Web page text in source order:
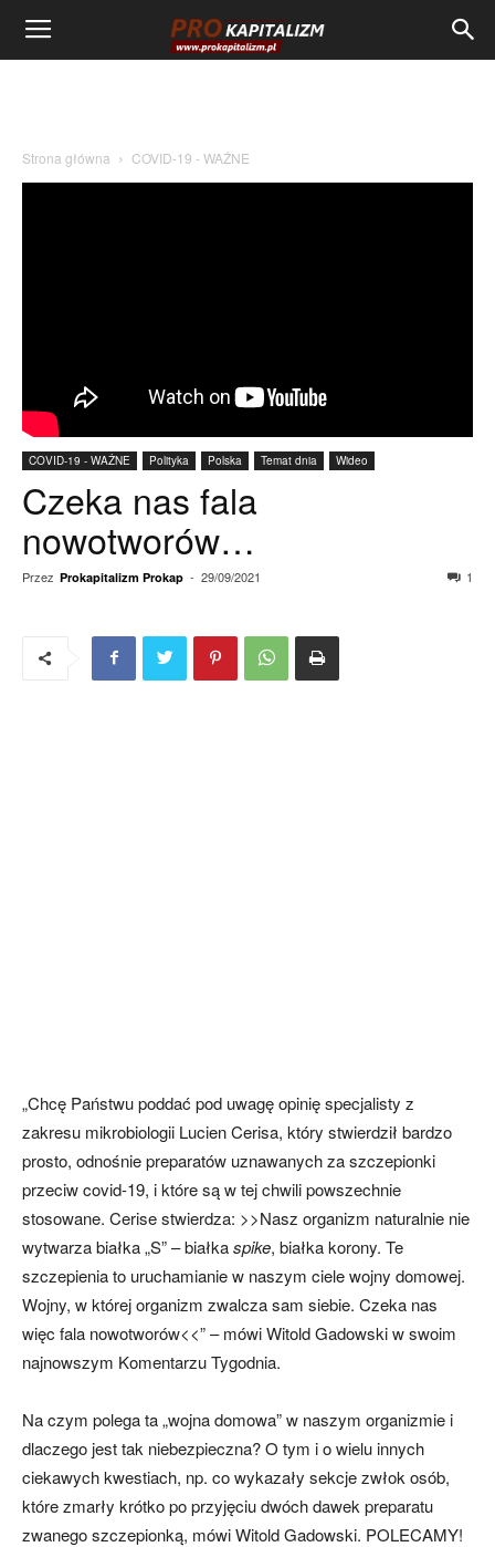
Strona główna COVID-19 - WAŻNE
COVID-19 - WAŻNE Polityka Polska Temat dnia Wideo
Czeka nas fala
nowotworów…
Przez Prokapitalizm Prokap - 29/09/2021 1
„Chcę Państwu poddać pod uwagę opinię specjalisty z
zakresu mikrobiologii Lucien Cerisa, który stwierdził bardzo
prosto, odnośnie preparatów uznawanych za szczepionki
przeciw covid-19, i które są w tej chwili powszechnie
stosowane. Cerise stwierdza: >>Nasz organizm naturalnie nie
wytwarza białka „S” – białkaspike, białka korony. Te
szczepienia to uruchamianie w naszym ciele wojny domowej.
Wojny, w której organizm zwalcza sam siebie. Czeka nas
więc fala nowotworów<<” – mówi Witold Gadowski w swoim
najnowszym Komentarzu Tygodnia.
Na czym polega ta „wojna domowa” w naszym organizmie i
dlaczego jest tak niebezpieczna? O tym i o wielu innych
ciekawych kwestiach, np. co wykazały sekcje zwłok osób,
które zmarły krótko po przyjęciu dwóch dawek preparatu
zwanego szczepionką, mówi Witold Gadowski. POLECAMY!